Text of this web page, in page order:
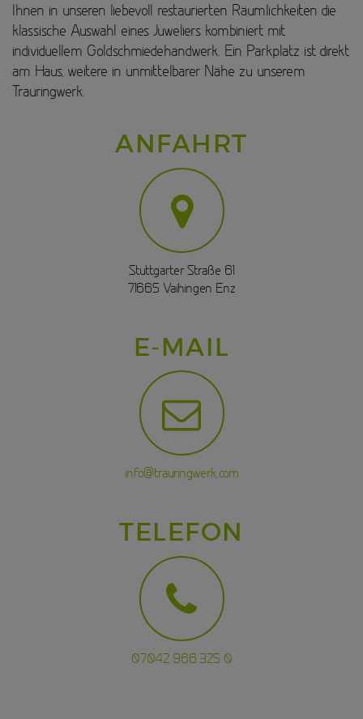
Ihnen in unseren liebevoll restaurierten Räumlichkeiten die
klassische Auswahl eines Juweliers kombiniert mit
individuellem Goldschmiedehandwerk. Ein Parkplatz ist direkt
am Haus, weitere in unmittelbarer Nähe zu unserem
Trauringwerk.
ANFAHRT
Stuttgarter Straße 61
71665 Vaihingen Enz
E-MAIL
info@trauringwerk.com
TELEFON
07042 966 325 0